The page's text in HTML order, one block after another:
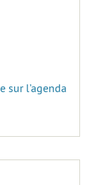
sur l’agenda